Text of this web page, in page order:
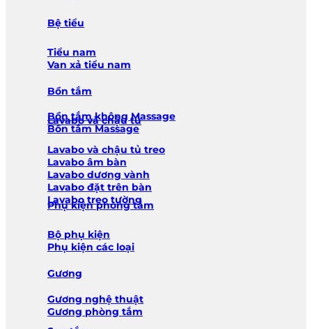
Bệ tiểu
Tiểu nam
Van xả tiểu nam
Bồn tắm
Bồn tắm không Massage
Bồn tắm Massage
Lavabo và chậu tủ
Lavabo và chậu tủ treo
Lavabo âm bàn
Lavabo dương vành
Lavabo đặt trên bàn
Lavabo treo tường
Phụ kiện phòng tắm
Bộ phụ kiện
Phụ kiện các loại
Gương
Gương nghệ thuật
Gương phòng tắm